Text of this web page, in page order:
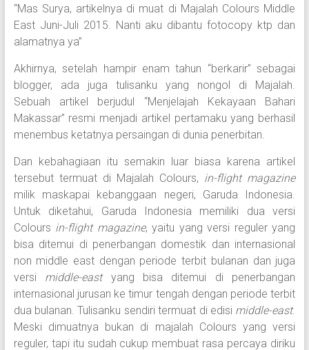
“Mas Surya, artikelnya di muat di Majalah Colours Middle
East Juni-Juli 2015. Nanti aku dibantu fotocopy ktp dan
alamatnya ya”
Akhirnya, setelah hampir enam tahun “berkarir” sebagai
blogger, ada juga tulisanku yang nongol di Majalah.
Sebuah artikel berjudul “Menjelajah Kekayaan Bahari
Makassar” resmi menjadi artikel pertamaku yang berhasil
menembus ketatnya persaingan di dunia penerbitan.
Dan kebahagiaan itu semakin luar biasa karena artikel
tersebut termuat di Majalah Colours, in-flight magazine
milik maskapai kebanggaan negeri, Garuda Indonesia.
Untuk diketahui, Garuda Indonesia memiliki dua versi
Colours in-flight magazine, yaitu yang versi reguler yang
bisa ditemui di penerbangan domestik dan internasional
non middle east dengan periode terbit bulanan dan juga
versi middle-eastyang bisa ditemui di penerbangan
internasional jurusan ke timur tengah dengan periode terbit
dua bulanan. Tulisanku sendiri termuat di edisi middle-east.
Meski dimuatnya bukan di majalah Colours yang versi
reguler, tapi itu sudah cukup membuat rasa percaya diriku